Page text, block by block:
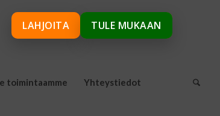
toimintaamme Yhteystiedot
LAHJOITA TULE MUKAAN